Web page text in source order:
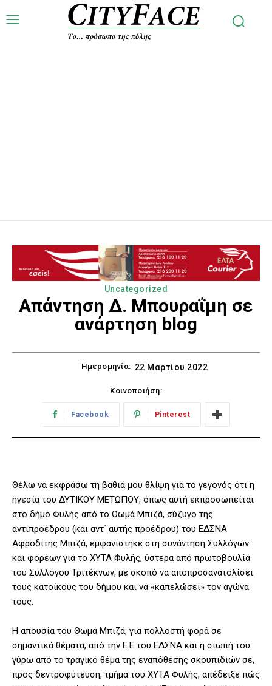
Uncategorized
Απάντηση Δ. Μπουραΐμη σε
ανάρτηση blog
Ημερομηνία: 22 Μαρτίου 2022
Κοινοποιήση:
Facebook Pinterest
Θέλω να εκφράσω τη βαθιά μου θλίψη για το γεγονός ότι η
ηγεσία του ΔΥΤΙΚΟΥ ΜΕΤΩΠΟΥ, όπως αυτή εκπροσωπείται
στο δήμο Φυλής από το Θωμά Μπιζά, σύζυγο της
αντιπροέδρου (και αντ΄ αυτής προέδρου) του ΕΔΣΝΑ
Αφροδίτης Μπιζά, εμφανίστηκε στη συνάντηση Συλλόγων
και φορέων για το ΧΥΤΑ Φυλής, ύστερα από πρωτοβουλία
του Συλλόγου Τριτέκνων, με σκοπό να αποπροσανατολίσει
τους κατοίκους του δήμου και να «καπελώσει» τον αγώνα
τους.
Η απουσία του Θωμά Μπιζά, για πολλοστή φορά σε
σημαντικά θέματα, από την Ε.Ε του ΕΔΣΝΑ και η σιωπή του
γύρω από το τραγικό θέμα της εναπόθεσης σκουπιδιών σε,
προς δεντροφύτευση, τμήμα του ΧΥΤΑ Φυλής, απέδειξε πώς